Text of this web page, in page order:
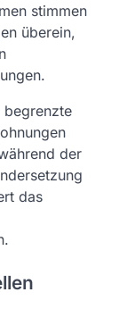
stimmen
überein,
begrenzte
der
das